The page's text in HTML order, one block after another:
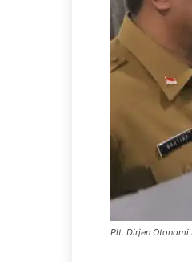
Plt. Dirjen Otonomi